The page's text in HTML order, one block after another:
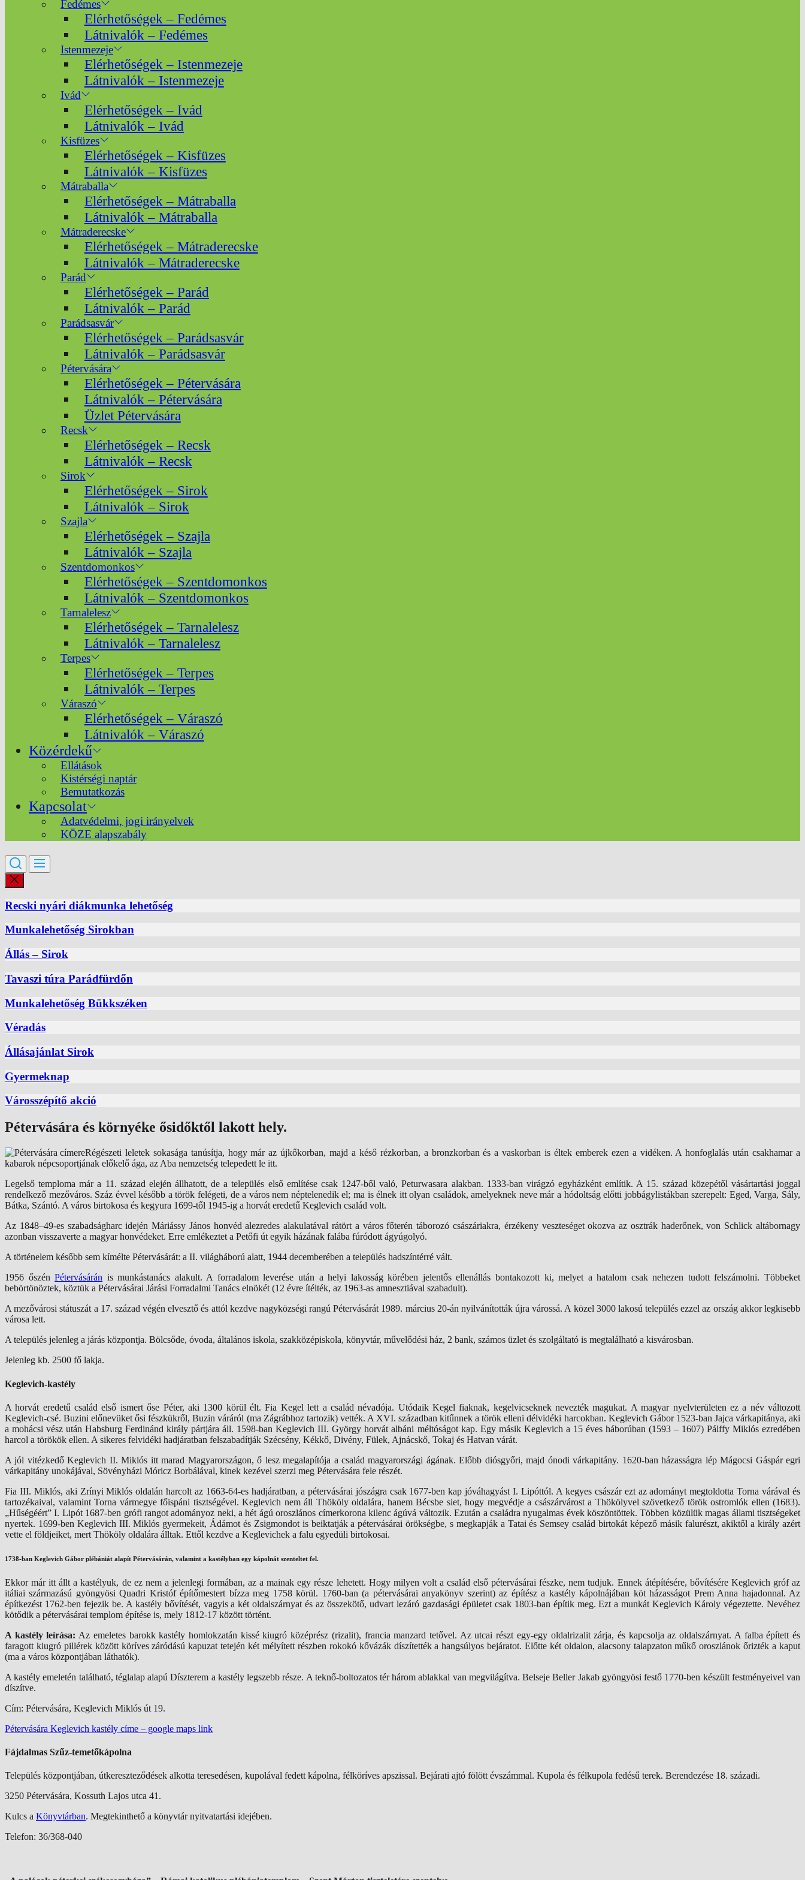
Fedémes
Elérhetőségek – Fedémes
Látnivalók – Fedémes
Istenmezeje
Elérhetőségek – Istenmezeje
Látnivalók – Istenmezeje
Ivád
Elérhetőségek – Ivád
Látnivalók – Ivád
Kisfüzes
Elérhetőségek – Kisfüzes
Látnivalók – Kisfüzes
Mátraballa
Elérhetőségek – Mátraballa
Látnivalók – Mátraballa
Mátraderecske
Elérhetőségek – Mátraderecske
Látnivalók – Mátraderecske
Parád
Elérhetőségek – Parád
Látnivalók – Parád
Parádsasvár
Elérhetőségek – Parádsasvár
Látnivalók – Parádsasvár
Pétervására
Elérhetőségek – Pétervására
Látnivalók – Pétervására
Üzlet Pétervására
Recsk
Elérhetőségek – Recsk
Látnivalók – Recsk
Sirok
Elérhetőségek – Sirok
Látnivalók – Sirok
Szajla
Elérhetőségek – Szajla
Látnivalók – Szajla
Szentdomonkos
Elérhetőségek – Szentdomonkos
Látnivalók – Szentdomonkos
Tarnalelesz
Elérhetőségek – Tarnalelesz
Látnivalók – Tarnalelesz
Terpes
Elérhetőségek – Terpes
Látnivalók – Terpes
Váraszó
Elérhetőségek – Váraszó
Látnivalók – Váraszó
Közérdekű
Ellátások
Kistérségi naptár
Bemutatkozás
Kapcsolat
Adatvédelmi, jogi irányelvek
KÖZE alapszabály
Recski nyári diákmunka lehetőség
Munkalehetőség Sirokban
Állás – Sirok
Tavaszi túra Parádfürdőn
Munkalehetőség Bükkszéken
Véradás
Állásajánlat Sirok
Gyermeknap
Városszépítő akció
Pétervására és környéke ősidőktől lakott hely.
Régészeti leletek sokasága tanúsítja, hogy már az újkőkorban, majd a késő rézkorban, a bronzkorban és a vaskorban is éltek emberek ezen a vidéken. A honfoglalás után csakhamar a
kabarok népcsoportjának előkelő ága, az Aba nemzetség telepedett le itt.
Legelső temploma már a 11. század elején állhatott, de a település első említése csak 1247-ből való, Peturwasara alakban. 1333-ban virágzó egyházként említik. A 15. század közepétől vásártartási joggal
rendelkező mezőváros. Száz évvel később a török felégeti, de a város nem néptelenedik el; ma is élnek itt olyan családok, amelyeknek neve már a hódoltság előtti jobbágylistákban szerepelt: Eged, Varga, Sály,
Bátka, Szántó. A város birtokosa és kegyura 1699-től 1945-ig a horvát eredetű Keglevich család volt.
Az 1848–49-es szabadságharc idején Máriássy János honvéd alezredes alakulatával rátört a város főterén táborozó császáriakra, érzékeny veszteséget okozva az osztrák haderőnek, von Schlick altábornagy
azonban visszaverte a magyar honvédeket. Erre emlékeztet a Petőfi út egyik házának falába fúródott ágyúgolyó.
A történelem később sem kímélte Pétervásárát: a II. világháború alatt, 1944 decemberében a település hadszíntérré vált.
1956 őszénPétervásárán is munkástanács alakult. A forradalom leverése után a helyi lakosság körében jelentős ellenállás bontakozott ki, melyet a hatalom csak nehezen tudott felszámolni. Többeket
bebörtönöztek, köztük a Pétervásárai Járási Forradalmi Tanács elnökét (12 évre ítélték, az 1963-as amnesztiával szabadult).
A mezővárosi státuszát a 17. század végén elvesztő és attól kezdve nagyközségi rangú Pétervásárát 1989. március 20-án nyilvánították újra várossá. A közel 3000 lakosú település ezzel az ország akkor legkisebb
városa lett.
A település jelenleg a járás központja. Bölcsőde, óvoda, általános iskola, szakközépiskola, könyvtár, művelődési ház, 2 bank, számos üzlet és szolgáltató is megtalálható a kisvárosban.
Jelenleg kb. 2500 fő lakja.
Keglevich-kastély
A horvát eredetű család első ismert őse Péter, aki 1300 körül élt. Fia Kegel lett a család névadója. Utódaik Kegel fiaknak, kegelvicseknek nevezték magukat. A magyar nyelvterületen ez a név változott
Keglevich-csé. Buzini előnevüket ősi fészkükről, Buzin váráról (ma Zágrábhoz tartozik) vették. A XVI. században kitűnnek a török elleni délvidéki harcokban. Keglevich Gábor 1523-ban Jajca várkapitánya, aki
a mohácsi vész után Habsburg Ferdinánd király pártjára áll. 1598-ban Keglevich III. György horvát albáni méltóságot kap. Egy másik Keglevich a 15 éves háborúban (1593 – 1607) Pálffy Miklós ezredében
harcol a törökök ellen. A sikeres felvidéki hadjáratban felszabadítják Szécsény, Kékkő, Divény, Fülek, Ajnácskő, Tokaj és Hatvan várát.
A jól vitézkedő Keglevich II. Miklós itt marad Magyarországon, ő lesz megalapítója a család magyarországi ágának. Előbb diósgyőri, majd ónodi várkapitány. 1620-ban házasságra lép Mágocsi Gáspár egri
várkapitány unokájával, Sövényházi Móricz Borbálával, kinek kezével szerzi meg Pétervására fele részét.
Fia III. Miklós, aki Zrínyi Miklós oldalán harcolt az 1663-64-es hadjáratban, a pétervásárai jószágra csak 1677-ben kap jóváhagyást I. Lipóttól. A kegyes császár ezt az adományt megtoldotta Torna várával és
tartozékaival, valamint Torna vármegye főispáni tisztségével. Keglevich nem áll Thököly oldalára, hanem Bécsbe siet, hogy megvédje a császárvárost a Thökölyvel szövetkező török ostromlók ellen (1683).
„Hűségéért” I. Lipót 1687-ben grófi rangot adományoz neki, a hét ágú oroszlános címerkorona kilenc ágúvá változik. Ezután a családra nyugalmas évek köszöntöttek. Többen közülük magas állami tisztségeket
nyertek. 1699-ben Keglevich III. Miklós gyermekeit, Ádámot és Zsigmondot is beiktatják a pétervásárai örökségbe, s megkapják a Tatai és Semsey család birtokát képező másik falurészt, akiktől a király azért
vette el földjeiket, mert Thököly oldalára álltak. Ettől kezdve a Keglevichek a falu egyedüli birtokosai.
1738-ban Keglevich Gábor plébániát alapít Pétervásárán, valamint a kastélyban egy kápolnát szenteltet fel.
Ekkor már itt állt a kastélyuk, de ez nem a jelenlegi formában, az a mainak egy része lehetett. Hogy milyen volt a család első pétervásárai fészke, nem tudjuk. Ennek átépítésére, bővítésére Keglevich gróf az
itáliai származású gyöngyösi Quadri Kristóf építőmestert bízza meg 1758 körül. 1760-ban (a pétervásárai anyakönyv szerint) az építész a kastély kápolnájában köt házasságot Prem Anna hajadonnal. Az
építkezést 1762-ben fejezik be. A kastély bővítését, vagyis a két oldalszárnyat és az összekötő, udvart lezáró gazdasági épületet csak 1803-ban építik meg. Ezt a munkát Keglevich Károly végeztette. Nevéhez
kötődik a pétervásárai templom építése is, mely 1812-17 között történt.
A kastély leírása: Az emeletes barokk kastély homlokzatán kissé kiugró középrész (rizalit), francia manzard tetővel. Az utcai részt egy-egy oldalrizalit zárja, és kapcsolja az oldalszárnyat. A falba épített és
faragott kiugró pillérek között köríves záródású kapuzat tetején két mélyített részben rokokó kővázák díszítették a hangsúlyos bejáratot. Előtte két oldalon, alacsony talapzaton műkő oroszlánok őrizték a kaput
(ma a város központjában láthatók).
A kastély emeletén található, téglalap alapú Díszterem a kastély legszebb része. A teknő-boltozatos tér három ablakkal van megvilágítva. Belseje Beller Jakab gyöngyösi festő 1770-ben készült festményeivel van
díszítve.
Cím: Pétervására, Keglevich Miklós út 19.
Pétervására Keglevich kastély címe – google maps link
Fájdalmas Szűz-temetőkápolna
Település központjában, útkereszteződések alkotta teresedésen, kupolával fedett kápolna, félköríves apszissal. Bejárati ajtó fölött évszámmal. Kupola és félkupola fedésű terek. Berendezése 18. századi.
3250 Pétervására, Kossuth Lajos utca 41.
Kulcs a Könyvtárban. Megtekinthető a könyvtár nyitvatartási idejében.
Telefon: 36/368-040